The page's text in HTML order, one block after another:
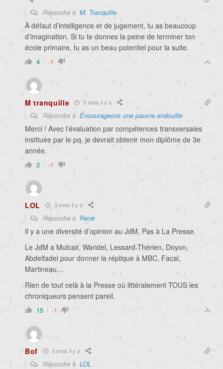
Répondre à M. Tranquille
À défaut d’intelligence et de jugement, tu as beaucoup
d’imagination. Si tu te donnes la peine de terminer ton
école primaire, tu as un beau potentiel pour la suite.
4 -1
M tranquille 3 mois il y a
Répondre àEncourageons une pauvre andouille
Merci ! Avec l’évaluation par compétences transversales
instituée par le pq, je devrait obtenir mon diplôme de 3e
année.
2 -1
LOL 3 mois il y a
Répondre à René
Il y a une diversité d’opinion au JdM. Pas à La Presse.
Le JdM a Mulcair, Waridel, Lessard-Thérien, Doyon,
Abdelfadel pour donner la réplique à MBC, Facal,
Martineau…
Rien de tout celà à la Presse où littéralement TOUS les
chroniqueurs pensent pareil.
15 -1
Bof 3 mois il y a
Répondre à LOL